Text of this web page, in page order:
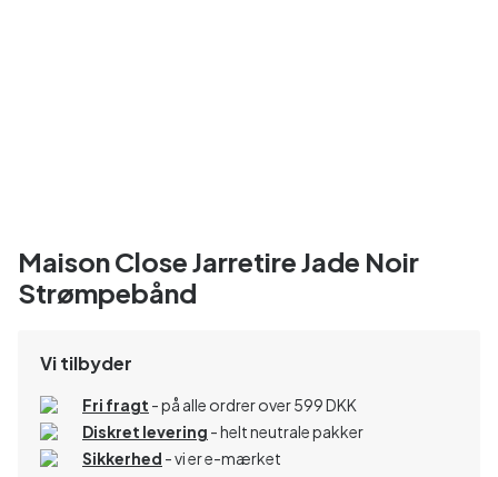
Maison Close Jarretire Jade Noir
Strømpebånd
Vi tilbyder
Fri fragt - på alle ordrer over 599 DKK
Diskret levering - helt neutrale pakker
Sikkerhed - vi er e-mærket